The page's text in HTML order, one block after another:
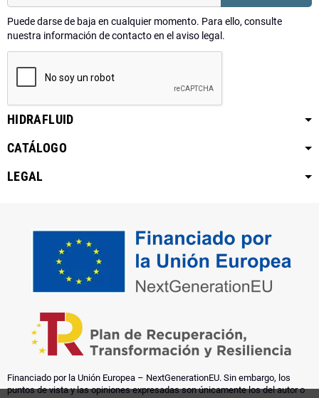
Puede darse de baja en cualquier momento. Para ello, consulte
nuestra información de contacto en el aviso legal.
HIDRAFLUID
CATÁLOGO
LEGAL
Financiado por la Unión Europea – NextGenerationEU. Sin embargo, los
puntos de vista y las opiniones expresadas son únicamente los del autor o